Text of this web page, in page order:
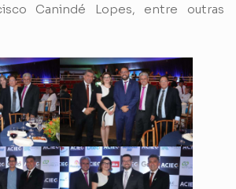
Canindé Lopes, entre outras